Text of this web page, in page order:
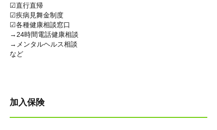
☑直行直帰
☑疾病見舞金制度
☑各種健康相談窓口
→24時間電話健康相談
→メンタルヘルス相談
など
加入保険